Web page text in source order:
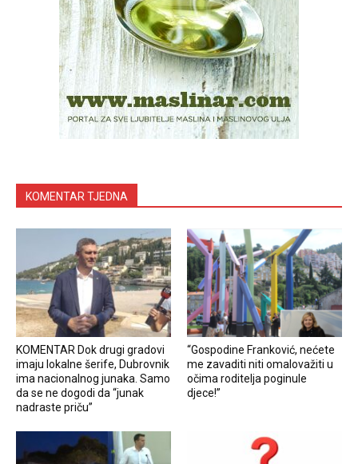
KOMENTAR TJEDNA
KOMENTAR Dok drugi gradovi
imaju lokalne šerife, Dubrovnik
ima nacionalnog junaka. Samo
da se ne dogodi da “junak
nadraste priču”
“Gospodine Franković, nećete
me zavaditi niti omalovažiti u
očima roditelja poginule
djece!”